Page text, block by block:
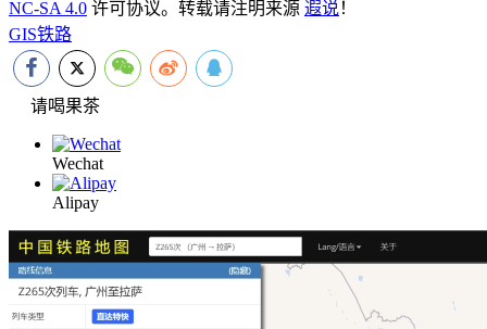
NC-SA 4.0 许可协议。转载请注明来源 遐说！
GIS铁路
请喝果茶
Wechat
Alipay